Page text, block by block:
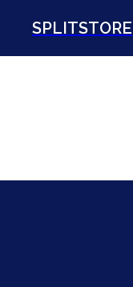
SPLITSTORE